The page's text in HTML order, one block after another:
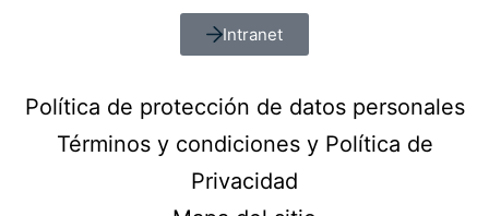
Intranet
Política de protección de datos personales
Términos y condiciones y Política de
Privacidad